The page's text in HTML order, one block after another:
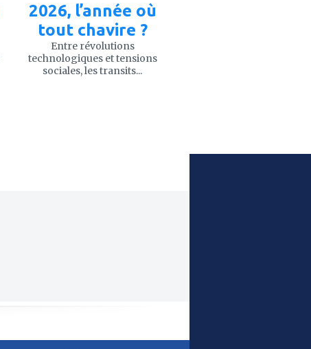
2026, l’année où
tout chavire ?
Entre révolutions
technologiques et tensions
sociales, les transits...